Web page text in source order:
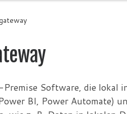
Software, die lokal
BI, Power Automate)